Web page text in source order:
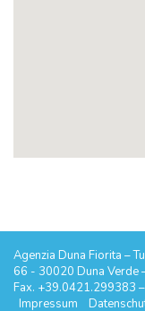
Agenzia Duna Fiorita –
66 - 30020 Duna Verde
Fax. +39.0421.299383
Impressum